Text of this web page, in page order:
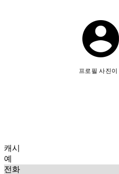
프로필 사진
캐시
예
전화